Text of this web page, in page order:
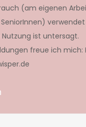
(am eigenen
ist untersagt.
freue ich mich: